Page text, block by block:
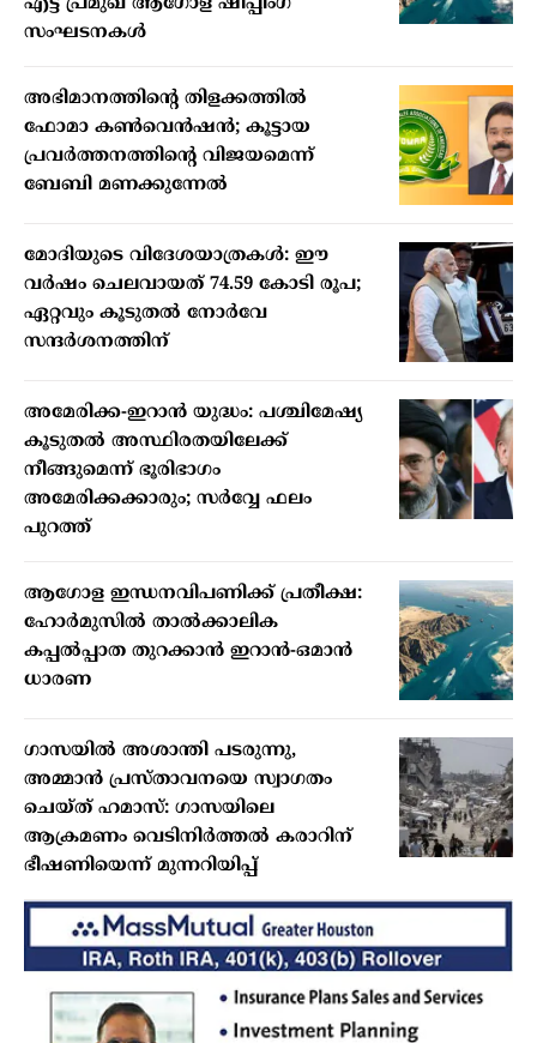
സംഘടനകൾ
അഭിമാനത്തിന്റെ തിളക്കത്തില്‍
ഫോമാ കണ്‍വെന്‍ഷന്‍; കൂട്ടായ
പ്രവര്‍ത്തനത്തിന്റെ വിജയമെന്ന്
ബേബി മണക്കുന്നേല്‍
മോദിയുടെ വിദേശയാത്രകൾ: ഈ
വർഷം ചെലവായത് 74.59 കോടി രൂപ;
ഏറ്റവും കൂടുതൽ നോർവേ
സന്ദർശനത്തിന്
അമേരിക്ക-ഇറാൻ യുദ്ധം: പശ്ചിമേഷ്യ
കൂടുതൽ അസ്ഥിരതയിലേക്ക്
നീങ്ങുമെന്ന് ഭൂരിഭാഗം
അമേരിക്കക്കാരും; സർവ്വേ ഫലം
പുറത്ത്
ആഗോള ഇന്ധനവിപണിക്ക് പ്രതീക്ഷ:
ഹോർമുസിൽ താൽക്കാലിക
കപ്പൽപ്പാത തുറക്കാൻ ഇറാൻ-ഒമാൻ
ധാരണ
ഗാസയിൽ അശാന്തി പടരുന്നു,
അമ്മാൻ പ്രസ്താവനയെ സ്വാഗതം
ചെയ്ത് ഹമാസ്: ഗാസയിലെ
ആക്രമണം വെടിനിർത്തൽ കരാറിന്
ഭീഷണിയെന്ന് മുന്നറിയിപ്പ്